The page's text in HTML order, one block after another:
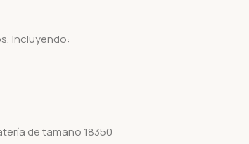
incluyendo:
de tamaño 18350